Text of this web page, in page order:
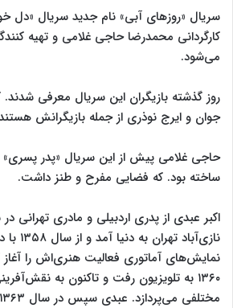
سریال «روزهای آبی» نام جدید سریال
کارگردانی محمدرضا حاجی غلامی و تهیه
می‌شود.
روز گذشته بازیگران این سریال معرفی
جوان و ایرج نوذری از جمله بازیگرانش
حاجی غلامی پیش از این سریال «پدر پسری»
ساخته بود. که فضایی مفرح و طنز داشت.
نمایش‌های آماتوری فعالیت هنری‌اش را
۱۳۶۰ به تلویزیون رفت و تاکنون به